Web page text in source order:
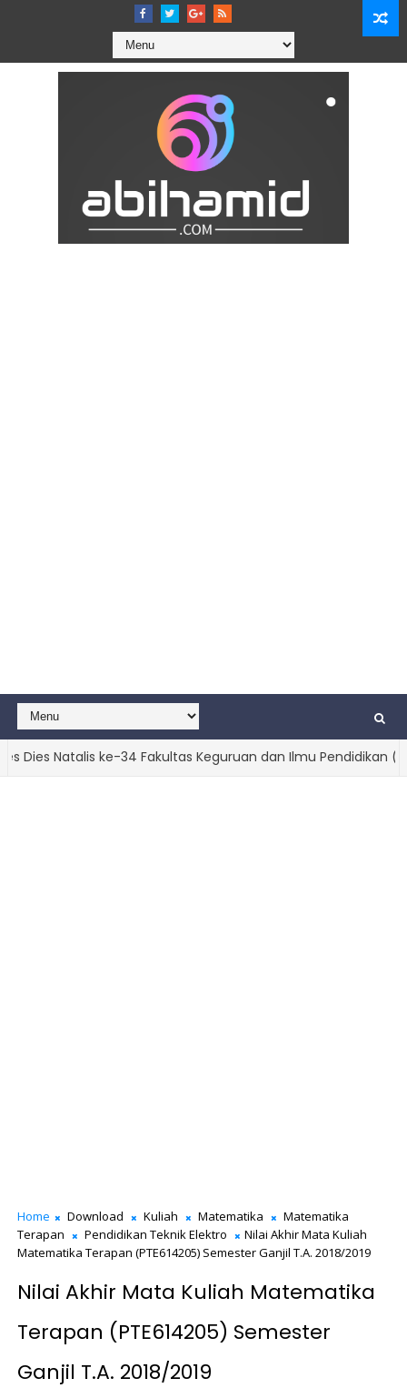
Natalis ke-34 Fakultas Keguruan dan Ilmu Pendidikan
Home Download Kuliah Matematika
Matematika
Terapan
Pendidikan Teknik Elektro
Nilai Akhir Mata Kuliah
Matematika Terapan (PTE614205) Semester Ganjil T.A. 2018/2019
Nilai Akhir Mata Kuliah Matematika
Terapan (PTE614205) Semester
Ganjil T.A. 2018/2019